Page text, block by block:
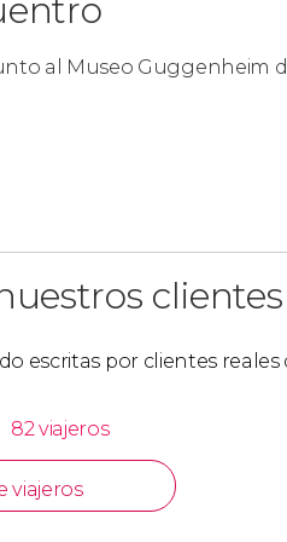
al Museo Guggenheim
clientes
escritas por clientes
82 viajeros
viajeros